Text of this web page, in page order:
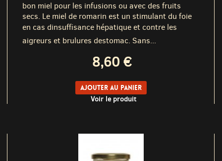
bon miel pour les infusions ou avec des fruits
secs. Le miel de romarin est un stimulant du foie
en cas dinsuffisance hépatique et contre les
aigreurs et brulures destomac. Sans...
8,60 €
Ajouter au panier
Voir le produit